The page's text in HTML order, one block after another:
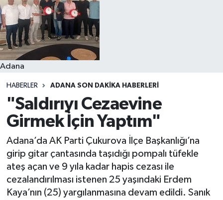
Adana
HABERLER ADANA SON DAKIKA HABERLERI
"Saldırıyı Cezaevine
Girmek İçin Yaptım"
Adana’da AK Parti Çukurova İlçe Başkanlığı’na
girip gitar çantasında taşıdığı pompalı tüfekle
ateş açan ve 9 yıla kadar hapis cezası ile
cezalandırılması istenen 25 yaşındaki Erdem
Kaya’nın (25) yargılanmasına devam edildi. Sanık
Resmi İlanlar